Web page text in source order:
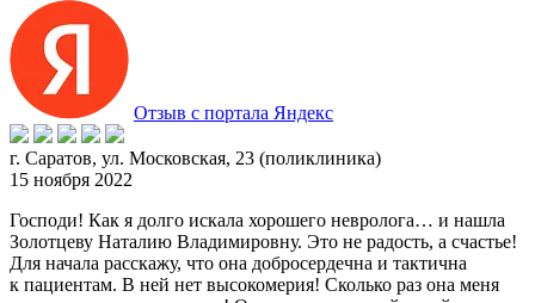
Отзыв с портала Яндекс
г. Саратов, ул. Московская, 23 (поликлиника)
15 ноября 2022
Господи! Как я долго искала хорошего невролога… и нашла
Золотцеву Наталию Владимировну. Это не радость, а счастье!
Для начала расскажу, что она добросердечна и тактична
к пациентам. В ней нет высокомерия! Сколько раз она меня